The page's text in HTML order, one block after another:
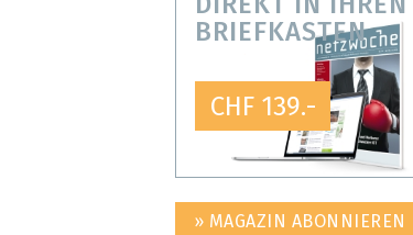
DIREKT IN IHREN
BRIEFKASTEN
CHF 139.-
» MAGAZIN ABONNIEREN